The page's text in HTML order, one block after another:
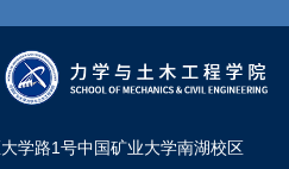
学路1号中国矿业大学南湖校区